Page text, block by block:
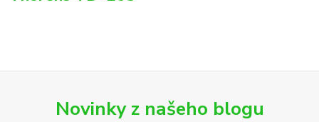
Novinky z našeho blogu